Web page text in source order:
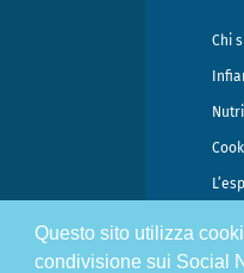
Questo sito utilizza
condivisione sui Social
Chi